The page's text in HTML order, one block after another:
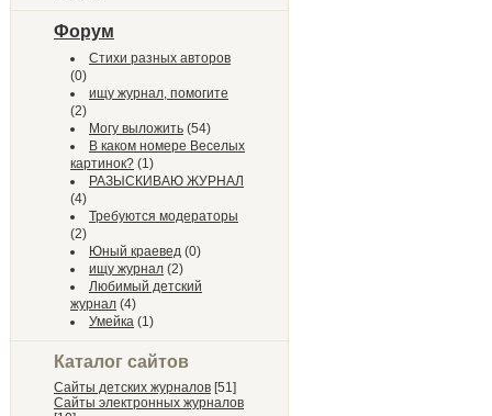
Форум
Стихи разных авторов
(0)
ищу журнал, помогите
(2)
Могу выложить (54)
В каком номере Веселых
картинок? (1)
РАЗЫСКИВАЮ ЖУРНАЛ
(4)
Требуются модераторы
(2)
Юный краевед (0)
ищу журнал (2)
Любимый детский
журнал (4)
Умейка (1)
Каталог сайтов
Сайты детских журналов [51]
Сайты электронных журналов